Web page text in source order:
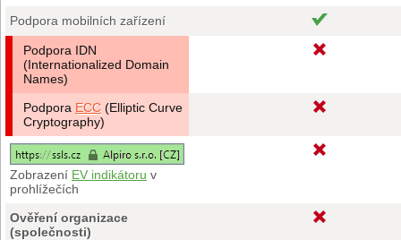
Podpora mobilních zařízení
Podpora IDN
(Internationalized Domain
Names)
Podpora ECC (Elliptic Curve
Cryptography)
Zobrazení EV indikátoru v
prohlížečích
Ověření organizace
(společnosti)